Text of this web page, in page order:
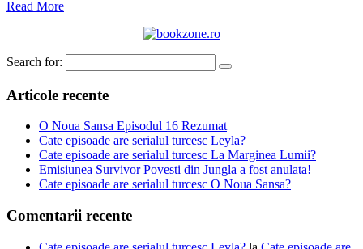
Read More
Search for:
Articole recente
O Noua Sansa Episodul 16 Rezumat
Cate episoade are serialul turcesc Leyla?
Cate episoade are serialul turcesc La Marginea Lumii?
Emisiunea Survivor Povesti din Jungla a fost anulata!
Cate episoade are serialul turcesc O Noua Sansa?
Comentarii recente